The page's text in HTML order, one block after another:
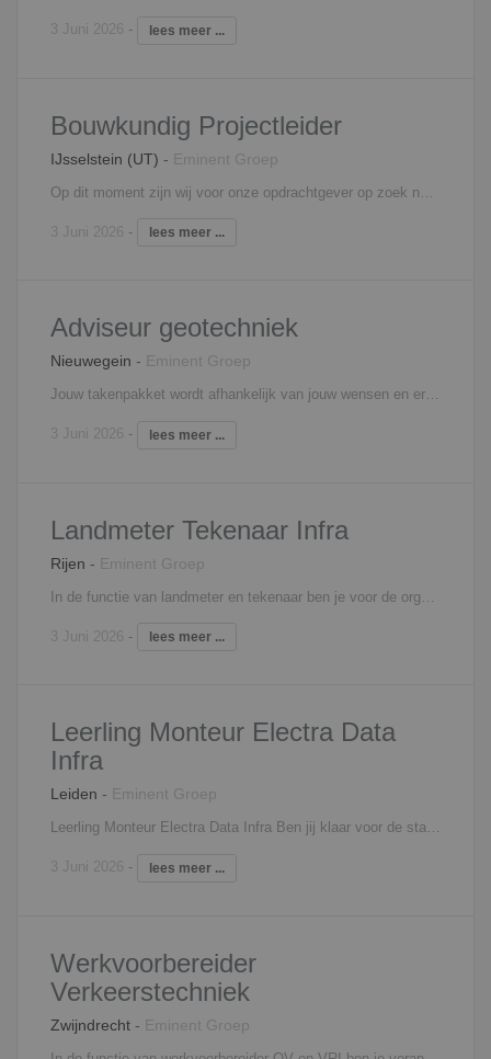
3 Juni 2026 - lees meer ...
Bouwkundig Projectleider
IJsselstein (UT) - Eminent Groep
3 Juni 2026 - lees meer ...
Adviseur geotechniek
Nieuwegein - Eminent Groep
Jouw takenpakket wordt afhankelijk van jouw wensen en ervaring opgesteld, maar een aantal onderdelen hiervan kunnen zijn: opstellen van onderzoeksstrategieën ontwerpen van funderingen op staal of palen eventueel met damwanden en bemaling grondwater advisering met betrekking tot geotechnische- en geohydrologische vraagstukken volgen van cursussen in het kader van het opleidingstraject bijhouden en kennisoverdracht van de ontwikkelingen in het vakgebied Interesse? Neem contact op met Lars van Schooten, 06 - 41 60 77 70,
3 Juni 2026 - lees meer ...
Landmeter Tekenaar Infra
Rijen - Eminent Groep
3 Juni 2026 - lees meer ...
Leerling Monteur Electra Data
Infra
Leiden - Eminent Groep
Leerling Monteur Electra Data Infra Ben jij klaar voor de start in je carrière, of wil je het een boost geven? kijk jij uit naar een combinatie van werken en leren? Eminent is op zoek naar ambitieuze elektra technici. Ben jij in bezit van een vooropleiding MBO Electratechniek en wil je graag doorgroeien in een combinatie van werken en leren? Dan is Eminent op zoek naar jou! Wij zijn op zoek naar een Leerling Monteur Electra Data Infra. In deze functie ben je o.a. verantwoordelijk voor het ondersteunen van een team bij het leggen en monteren van kabels alsmede het monteren van verbindings- en aftakmoffen. Bij wederzijdse tevredenheid ga je na ongeveer een halfjaar de opleiding Monteur Infra - Elektra/Data volgen. De totale duur van deze praktijkgerichte opleiding is gemiddeld twee jaar. Interesse? Neem contact op met Edwin Wendrich, 06 - 81 45 20 11,
3 Juni 2026 - lees meer ...
Werkvoorbereider
Verkeerstechniek
Zwijndrecht - Eminent Groep